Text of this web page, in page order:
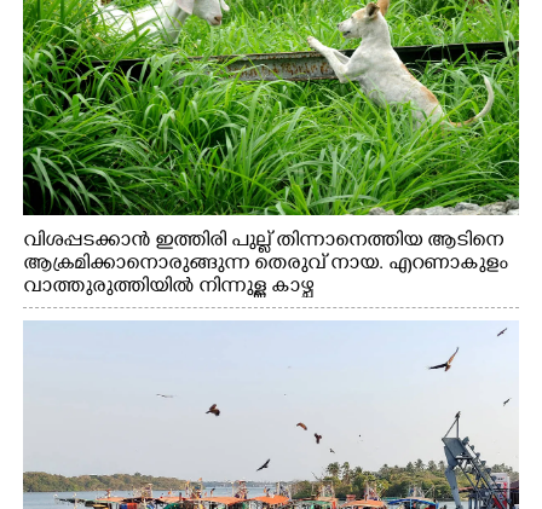
വിശപ്പടക്കാൻ ഇത്തിരി പുല്ല് തിന്നാനെത്തിയ ആടിനെ
ആക്രമിക്കാനൊരുങ്ങുന്ന തെരുവ് നായ. എറണാകുളം
വാത്തുരുത്തിയിൽ നിന്നുള്ള കാഴ്ച